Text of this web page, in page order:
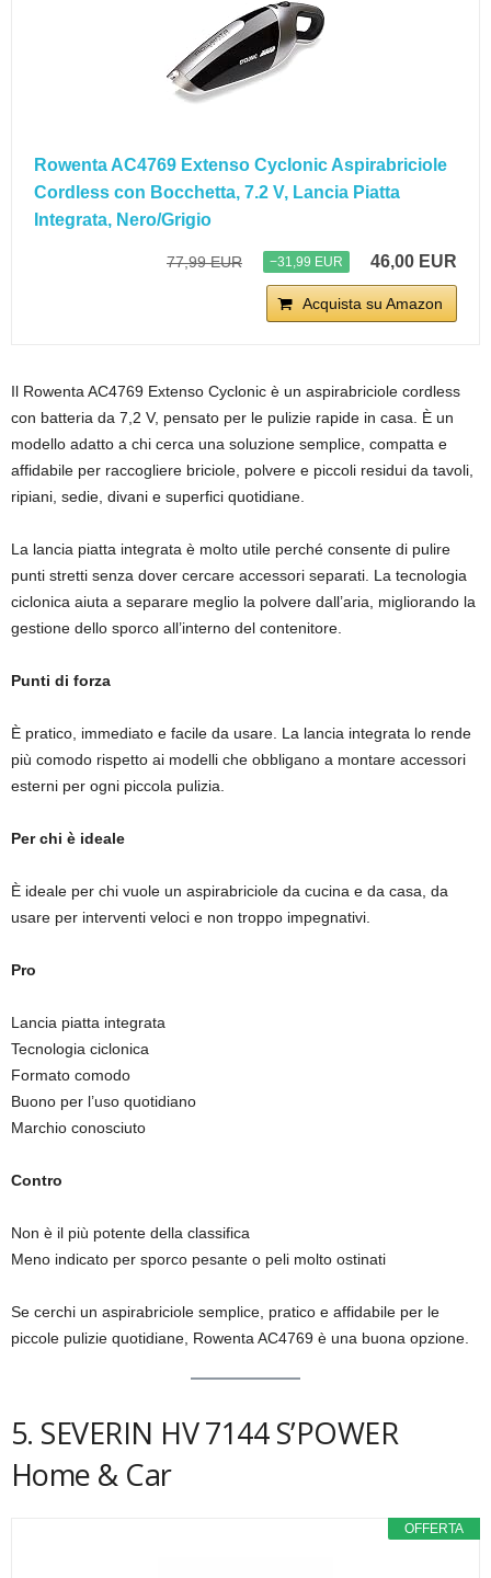
Rowenta AC4769 Extenso Cyclonic Aspirabriciole
Cordless con Bocchetta, 7.2 V, Lancia Piatta
Integrata, Nero/Grigio
77,99 EUR −31,99 EUR 46,00 EUR
Acquista su Amazon
Il Rowenta AC4769 Extenso Cyclonic è un aspirabriciole cordless
con batteria da 7,2 V, pensato per le pulizie rapide in casa. È un
modello adatto a chi cerca una soluzione semplice, compatta e
affidabile per raccogliere briciole, polvere e piccoli residui da tavoli,
ripiani, sedie, divani e superfici quotidiane.
La lancia piatta integrata è molto utile perché consente di pulire
punti stretti senza dover cercare accessori separati. La tecnologia
ciclonica aiuta a separare meglio la polvere dall’aria, migliorando la
gestione dello sporco all’interno del contenitore.
Punti di forza
È pratico, immediato e facile da usare. La lancia integrata lo rende
più comodo rispetto ai modelli che obbligano a montare accessori
esterni per ogni piccola pulizia.
Per chi è ideale
È ideale per chi vuole un aspirabriciole da cucina e da casa, da
usare per interventi veloci e non troppo impegnativi.
Pro
Lancia piatta integrata
Tecnologia ciclonica
Formato comodo
Buono per l’uso quotidiano
Marchio conosciuto
Contro
Non è il più potente della classifica
Meno indicato per sporco pesante o peli molto ostinati
Se cerchi un aspirabriciole semplice, pratico e affidabile per le
piccole pulizie quotidiane, Rowenta AC4769 è una buona opzione.
5. SEVERIN HV 7144 S’POWER
Home & Car
OFFERTA